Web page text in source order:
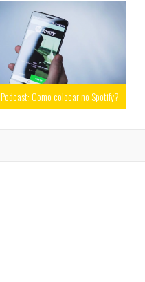
Podcast: Como colocar no Spotify?